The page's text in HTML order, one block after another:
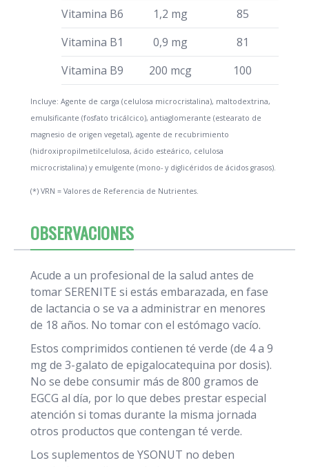
Vitamina B6 1,2 mg
85
Vitamina B1
0,9 mg
81
Vitamina B9
200 mcg 100
Incluye: Agente de carga (celulosa microcristalina), maltodextrina,
emulsificante (fosfato tricálcico), antiaglomerante (estearato de
magnesio de origen vegetal), agente de recubrimiento
(hidroxipropilmetilcelulosa, ácido esteárico, celulosa
microcristalina) y emulgente (mono- y diglicéridos de ácidos grasos).
(*) VRN = Valores de Referencia de Nutrientes.
OBSERVACIONES
Acude a un profesional de la salud antes de
tomar SERENITE si estás embarazada, en fase
de lactancia o se va a administrar en menores
de 18 años. No tomar con el estómago vacío.
Estos comprimidos contienen té verde (de 4 a 9
mg de 3-galato de epigalocatequina por dosis).
No se debe consumir más de 800 gramos de
EGCG al día, por lo que debes prestar especial
atención si tomas durante la misma jornada
otros productos que contengan té verde.
Los suplementos de YSONUT no deben